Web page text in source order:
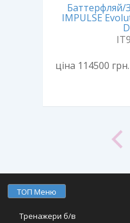
Баттерфляй/
IMPULSE
ціна 114500 грн.
ТОП Меню
Тренажери б/в